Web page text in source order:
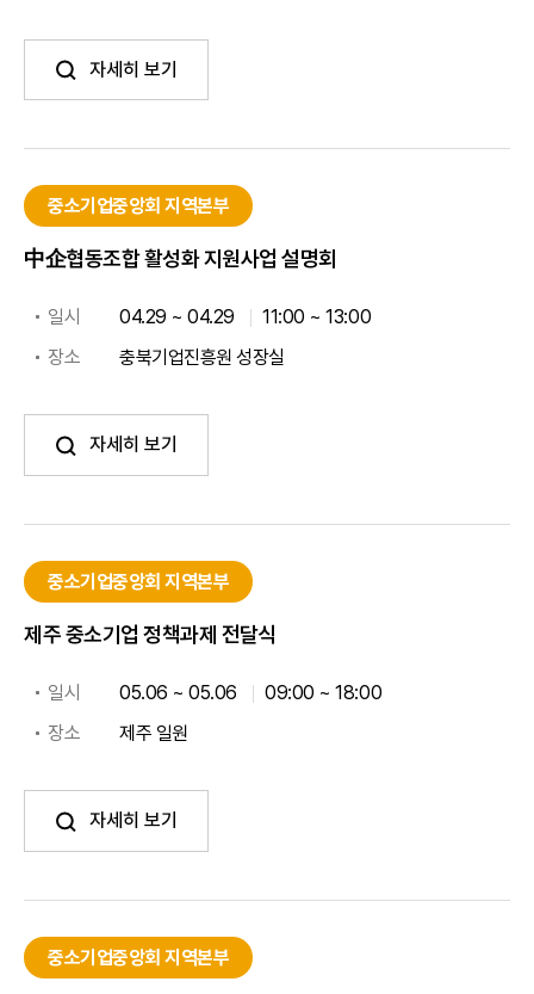
자세히 보기
중소기업중앙회 지역본부
中企협동조합 활성화 지원사업 설명회
일시 04.29 ~ 04.29
11:00 ~ 13:00
장소
충북기업진흥원 성장실
자세히 보기
중소기업중앙회 지역본부
제주 중소기업 정책과제 전달식
일시 05.06 ~ 05.06
09:00 ~ 18:00
장소
제주 일원
자세히 보기
중소기업중앙회 지역본부